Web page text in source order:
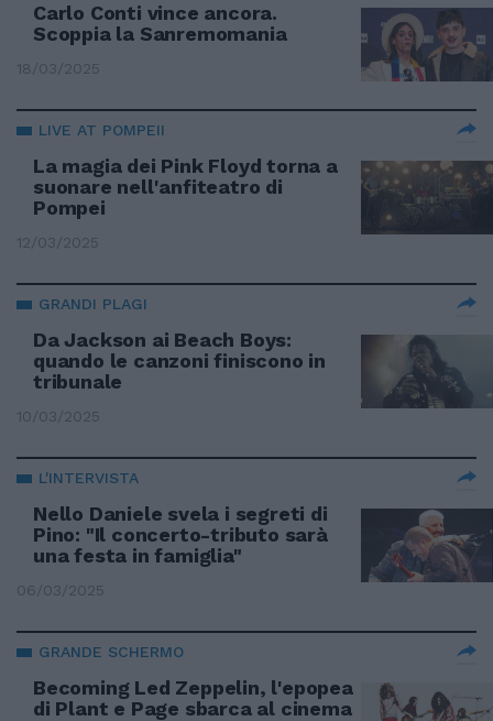
Carlo Conti vince ancora.
Scoppia la Sanremomania
18/03/2025
LIVE AT POMPEII
La magia dei Pink Floyd torna a
suonare nell'anfiteatro di
Pompei
12/03/2025
GRANDI PLAGI
Da Jackson ai Beach Boys:
quando le canzoni finiscono in
tribunale
10/03/2025
L'INTERVISTA
Nello Daniele svela i segreti di
Pino: "Il concerto-tributo sarà
una festa in famiglia"
06/03/2025
GRANDE SCHERMO
Becoming Led Zeppelin, l'epopea
di Plant e Page sbarca al cinema